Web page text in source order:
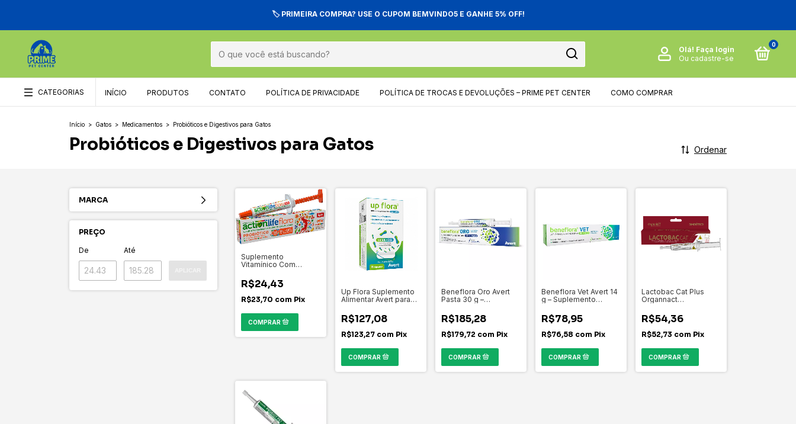
🏷️ PRIMEIRA COMPRA? USE O CUPOM BEMVINDO5 E GANHE 5% OFF!
Olá! Faça login
Ou cadastre-se
0
CATEGORIAS INÍCIO PRODUTOS CONTATO POLÍTICA DE PRIVACIDADE POLÍTICA DE TROCAS E DEVOLUÇÕES – PRIME PET CENTER COMO COMPRAR
Início > Gatos > Medicamentos > Probióticos e Digestivos para Gatos
Probióticos e Digestivos para Gatos Ordenar
MARCA
PREÇO
De Até
Suplemento
Vitamínico Com
Flora 6g
R$24,43
R$23,70 com Pix
Up Flora Suplemento
Alimentar Avert para
Cápsulas
R$127,08
R$123,27 com Pix
Beneflora Oro Avert
Pasta 30 g –
Probiótico Oral para
Cães e Gatos
R$185,28
R$179,72 com Pix
Beneflora Vet Avert 14
g – Suplemento
e Gatos
R$78,95
R$76,58 com Pix
Lactobac Cat Plus
Organnact
Vitamínico 12 ml
R$54,36
R$52,73 com Pix